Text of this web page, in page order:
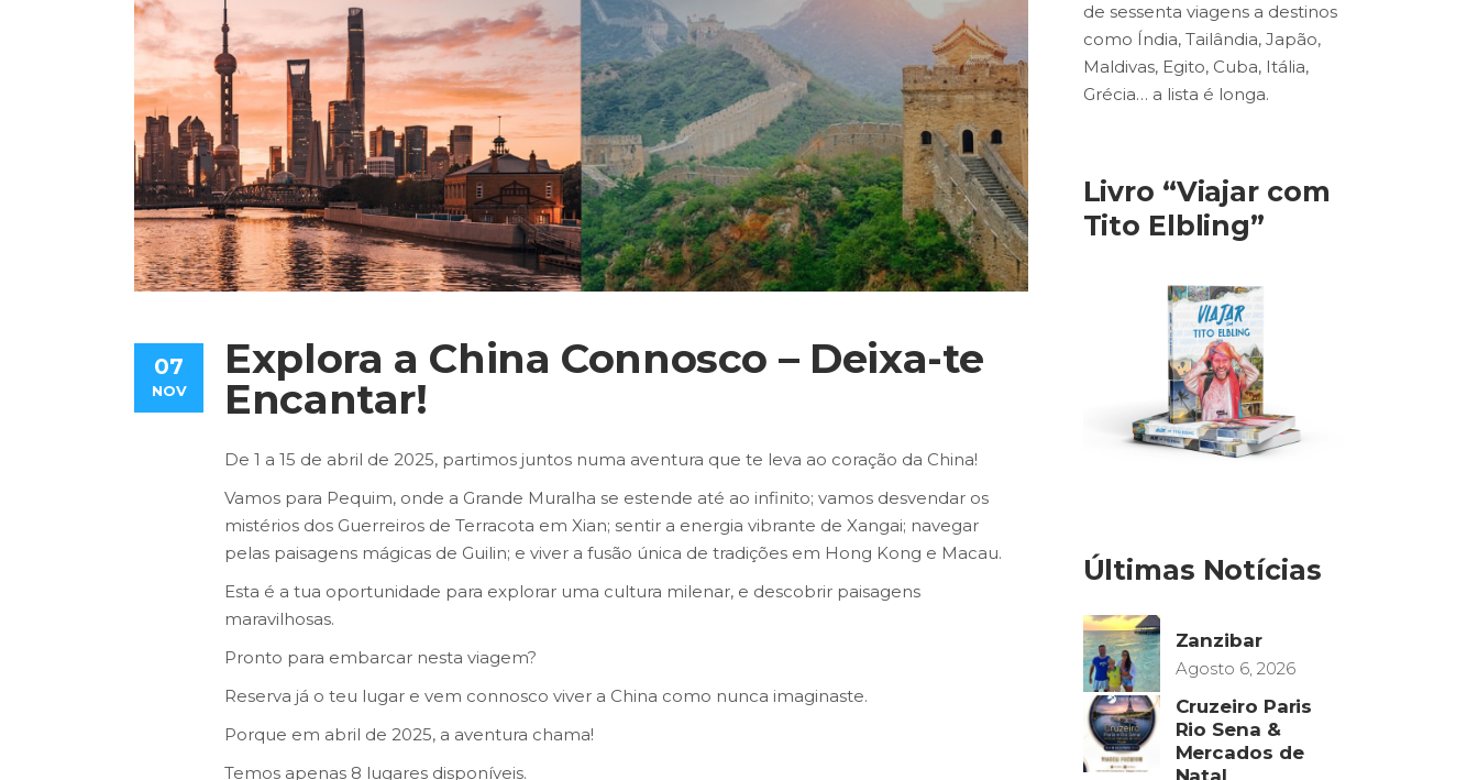
07
NOV
Explora a China Connosco – Deixa-te
Encantar!
De 1 a 15 de abril de 2025, partimos juntos numa aventura que te leva ao coração da China!
Vamos para Pequim, onde a Grande Muralha se estende até ao infinito; vamos desvendar os
mistérios dos Guerreiros de Terracota em Xian; sentir a energia vibrante de Xangai; navegar
pelas paisagens mágicas de Guilin; e viver a fusão única de tradições em Hong Kong e Macau.
Esta é a tua oportunidade para explorar uma cultura milenar, e descobrir paisagens
maravilhosas.
Pronto para embarcar nesta viagem?
Reserva já o teu lugar e vem connosco viver a China como nunca imaginaste.
Porque em abril de 2025, a aventura chama!
Temos apenas 8 lugares disponíveis.
de sessenta viagens a destinos
como Índia, Tailândia, Japão,
Maldivas, Egito, Cuba, Itália,
Grécia… a lista é longa.
Livro “Viajar com
Tito Elbling”
Últimas Notícias
Zanzibar
Agosto 6, 2026
Cruzeiro Paris
Rio Sena &
Mercados de
Natal